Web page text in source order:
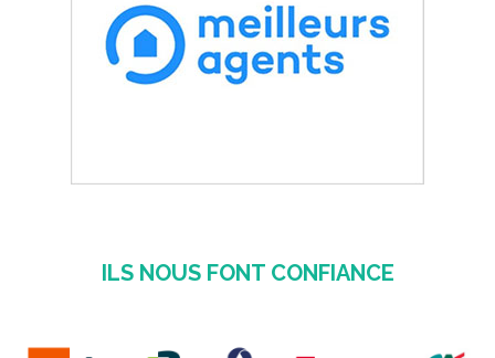
ILS NOUS FONT CONFIANCE